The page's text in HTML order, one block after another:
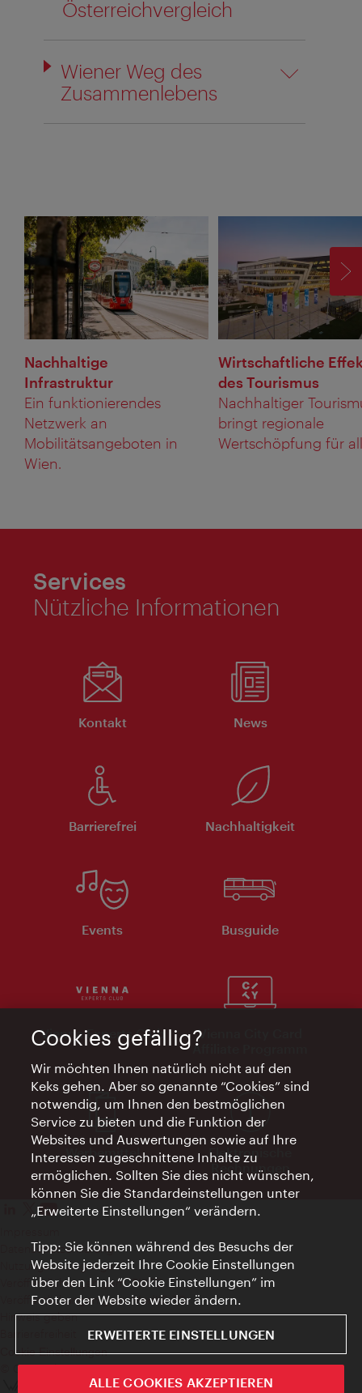
Österreichvergleich
Wiener Weg des
Zusammenlebens
Nachhaltige
Infrastruktur
Ein funktionierendes
Netzwerk an
Mobilitätsangeboten in
Wien.
Wirtschaftliche
des Tourismus
Nachhaltiger
bringt regionale
Wertschöpfung für
Services
Nützliche Informationen
Kontakt News
Barrierefrei Nachhaltigkeit
Events Busguide
Vienna Experts Club
Vienna City Card
Affiliate Programm
Elektronische
Rechnungen
Datenschutzerklärung
Nutzungsbedingungen
Veröffentlichungen gem. EMFG
Veröffentlichungen gem. MedKF‑TG
Hinweis geben
Cookie Einstellungen
© Copyright Wien Tourismus
Cookies gefällig?
Wir möchten Ihnen natürlich nicht auf den
Keks gehen. Aber so genannte “Cookies” sind
notwendig, um Ihnen den bestmöglichen
Service zu bieten und die Funktion der
Websites und Auswertungen sowie auf Ihre
Interessen zugeschnittene Inhalte zu
ermöglichen. Sollten Sie dies nicht wünschen,
können Sie die Standardeinstellungen unter
„Erweiterte Einstellungen“ verändern.
Tipp: Sie können während des Besuchs der
Website jederzeit Ihre Cookie Einstellungen
über den Link “Cookie Einstellungen” im
Footer der Website wieder ändern.
ERWEITERTE EINSTELLUNGEN
ALLE COOKIES AKZEPTIEREN